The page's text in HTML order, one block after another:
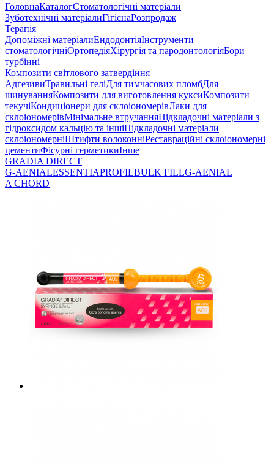
ГоловнаКаталогСтоматологічні матеріали
Зуботехнічні матеріалиГігієнаРозпродаж
Терапія
Допоміжні матеріалиЕндодонтіяІнструменти
стоматологічніОртопедіяХірургія та пародонтологіяБори
турбінні
Композити світлового затвердіння
АдгезивиТравильні геліДля тимчасових пломбДля
шинуванняКомпозити для виготовлення куксиКомпозити
текучіКондиціонери для склоіономерівЛаки для
склоіономерівМінімальне втручанняПідкладочні матеріали з
гідроксидом кальцію та іншіПідкладочні матеріали
склоіономерніШтифти волоконніРеставраційні склоіономерні
цементиФісурні герметикиІнше
GRADIA DIRECT
G-AENIALESSENTIAPROFILBULK FILLG-AENIAL
A'CHORD